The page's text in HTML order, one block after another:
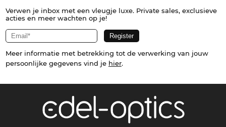
Verwen je inbox met een vleugje luxe. Private sales, exclusieve
acties en meer wachten op je!
Meer informatie met betrekking tot de verwerking van jouw
persoonlijke gegevens vind je hier.